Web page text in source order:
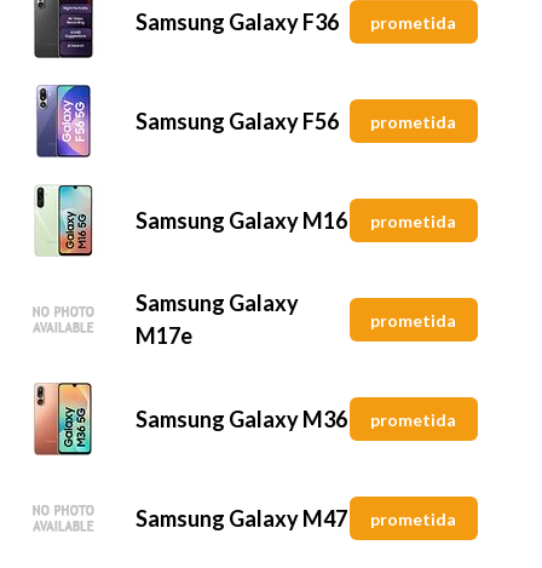
Samsung Galaxy F36 prometida
Samsung Galaxy F56 prometida
Samsung Galaxy M16 prometida
Samsung Galaxy
M17e
prometida
Samsung Galaxy M36 prometida
Samsung Galaxy M47 prometida